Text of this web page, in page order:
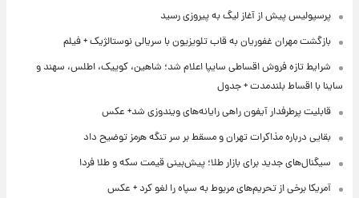
پرسپولیس پیش از آغاز لیگ به پیروزی رسید
بازگشت مهران غفوریان به قاب تلویزیون با سریالی نوستالژیک + فیلم
شرایط تازه فروش اقساطی سایپا اعلام شد؛ شاهین، کوییک، اطلس، سهند و
ساینا با اقساط بلندمدت + جدول
قابلیت پرطرفدار آیفون راهی رایانه‌های ویندوزی شد+ عکس
بقایی درباره مذاکرات تهران و مسقط بر سر تنگه هرمز توضیح داد
سیگنال‌های جدید برای بازار طلا؛ پیش‌بینی قیمت سکه و طلا فردا
آمریکا برخی از تحریم‌های مربوط به سپاه را لغو کرد + عکس